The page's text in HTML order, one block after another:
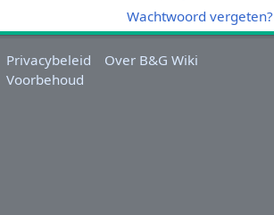
Wachtwoord vergeten?
Privacybeleid
Over B&G Wiki
Voorbehoud